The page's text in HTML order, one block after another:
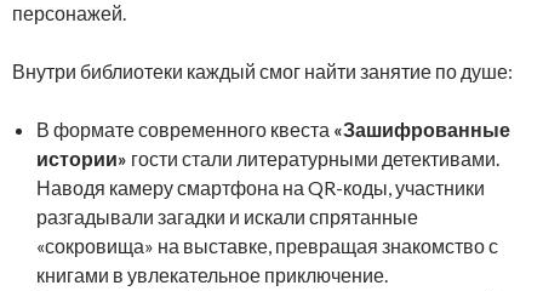
персонажей.
Внутри библиотеки каждый смог найти занятие по душе:
В формате современного квеста «Зашифрованные
истории» гости стали литературными детективами.
Наводя камеру смартфона на QR-коды, участники
разгадывали загадки и искали спрятанные
«сокровища» на выставке, превращая знакомство с
книгами в увлекательное приключение.